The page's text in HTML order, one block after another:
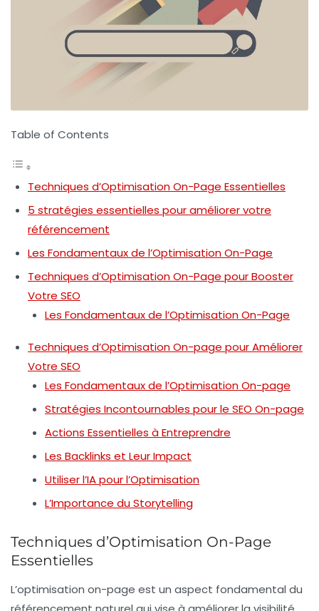
Table of Contents
Techniques d’Optimisation On-Page Essentielles
5 stratégies essentielles pour améliorer votre
référencement
Les Fondamentaux de l’Optimisation On-Page
Techniques d’Optimisation On-Page pour Booster
Votre SEO
Les Fondamentaux de l’Optimisation On-Page
Techniques d’Optimisation On-page pour Améliorer
Votre SEO
Les Fondamentaux de l’Optimisation On-page
Stratégies Incontournables pour le SEO On-page
Actions Essentielles à Entreprendre
Les Backlinks et Leur Impact
Utiliser l’IA pour l’Optimisation
L’Importance du Storytelling
Techniques d’Optimisation On-Page
Essentielles
L’optimisation on-page est un aspect fondamental du